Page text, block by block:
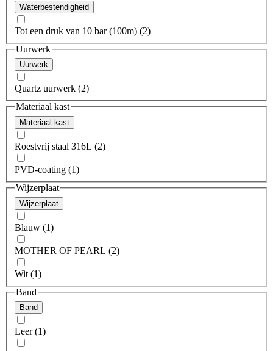
Waterbestendigheid
Tot een druk van 10 bar (100m) (2)
Uurwerk
Uurwerk
Quartz uurwerk (2)
Materiaal kast
Materiaal kast
Roestvrij staal 316L (2)
PVD-coating (1)
Wijzerplaat
Wijzerplaat
Blauw (1)
MOTHER OF PEARL (2)
Wit (1)
Band
Band
Leer (1)